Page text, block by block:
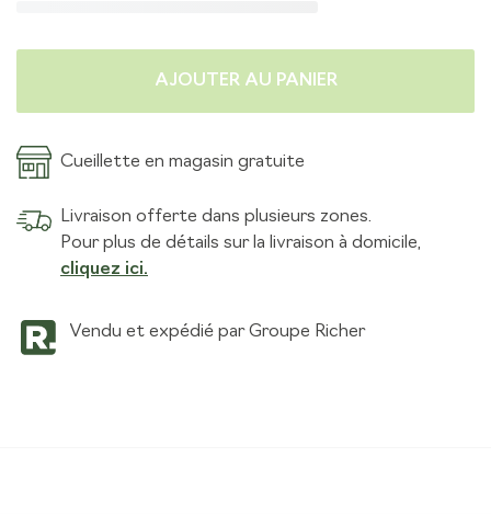
AJOUTER AU PANIER
Cueillette en magasin gratuite
Livraison offerte dans plusieurs zones.
Pour plus de détails sur la livraison à domicile,
cliquez ici.
Vendu et expédié par Groupe Richer